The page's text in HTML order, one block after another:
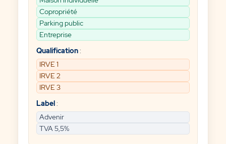
Copropriété
Parking public
Entreprise
Qualification:
IRVE 1
IRVE 2
IRVE 3
Label:
Advenir
TVA 5,5%